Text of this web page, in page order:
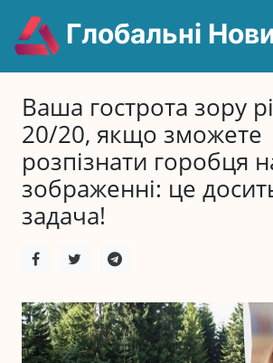
Глобальні
Ваша гострота зору
20/20, якщо зможете
розпізнати горобця
зображенні: це
задача!